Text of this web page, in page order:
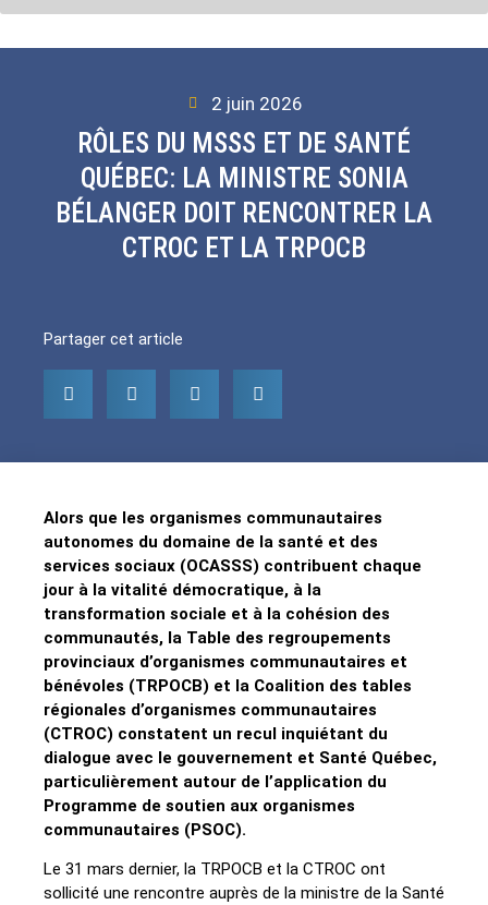
2 juin 2026
RÔLES DU MSSS ET DE SANTÉ
QUÉBEC: LA MINISTRE SONIA
BÉLANGER DOIT RENCONTRER LA
CTROC ET LA TRPOCB
Partager cet article
Alors que les organismes communautaires
autonomes du domaine de la santé et des
services sociaux (OCASSS) contribuent chaque
jour à la vitalité démocratique, à la
transformation sociale et à la cohésion des
communautés, la Table des regroupements
provinciaux d’organismes communautaires et
bénévoles (TRPOCB) et la Coalition des tables
régionales d’organismes communautaires
(CTROC) constatent un recul inquiétant du
dialogue avec le gouvernement et Santé Québec,
particulièrement autour de l’application du
Programme de soutien aux organismes
communautaires (PSOC).
Le 31 mars dernier, la TRPOCB et la CTROC ont
sollicité une rencontre auprès de la ministre de la Santé